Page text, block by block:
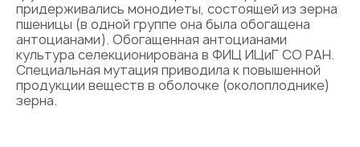
придерживались монодиеты, состоящей из зерна
пшеницы (в одной группе она была обогащена
антоцианами). Обогащенная антоцианами
культура селекционирована в ФИЦ ИЦиГ СО РАН.
Специальная мутация приводила к повышенной
продукции веществ в оболочке (околоплоднике)
зерна.